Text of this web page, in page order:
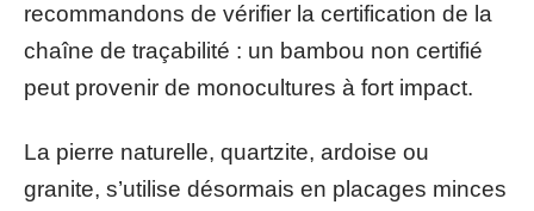
recommandons de vérifier la certification de la
chaîne de traçabilité : un bambou non certifié
peut provenir de monocultures à fort impact.
La pierre naturelle, quartzite, ardoise ou
granite, s’utilise désormais en placages minces